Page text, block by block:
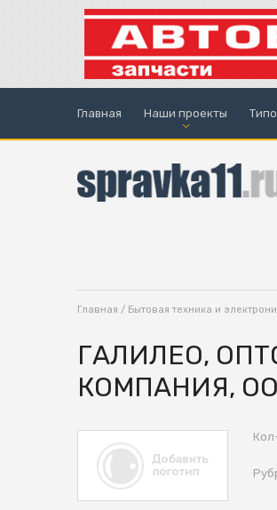
Главная Наши проекты
Главная / Бытовая техника и
ГАЛИЛЕО,
КОМПАНИЯ,